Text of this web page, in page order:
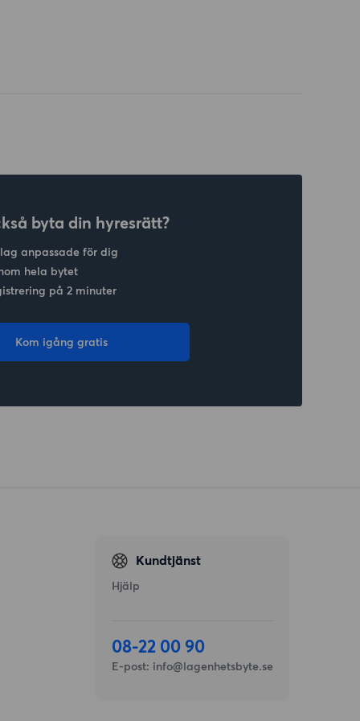
byta din hyresrätt?
anpassade för dig
hela bytet
på 2 minuter
Kom igång gratis
Kundtjänst
Hjälp
08-22 00 90
E-post: info@lagenhetsbyte.se